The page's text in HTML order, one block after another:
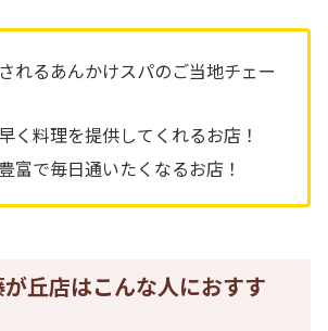
れるあんかけスパのご当地チェー
く料理を提供してくれるお店！
富で毎日通いたくなるお店！
丘店はこんな人におすす